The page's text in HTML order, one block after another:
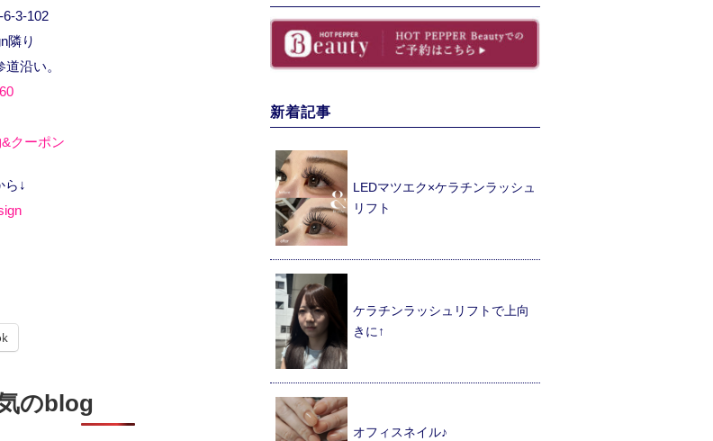
3-102
隣り
沿い。
クーポン
ら↓
のblog
新着記事
LEDマツエク×ケラチンラッシュ
リフト
ケラチンラッシュリフトで上向
きに↑
オフィスネイル♪